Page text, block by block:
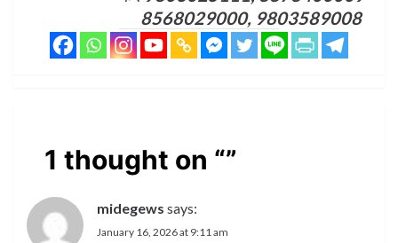
8568029000, 9803589008
1 thought on “”
midegews says:
January 16, 2026 at 9:11 am